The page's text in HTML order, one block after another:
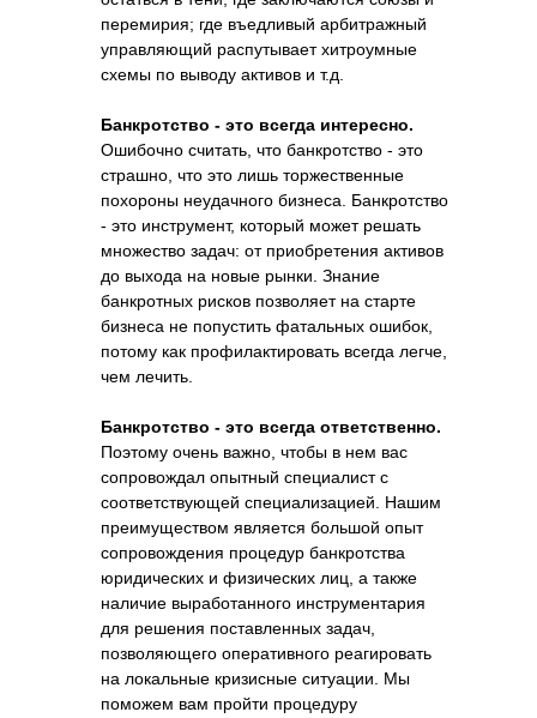
перемирия; где въедливый арбитражный
управляющий распутывает хитроумные
схемы по выводу активов и т.д.
Банкротство - это всегда интересно.
Ошибочно считать, что банкротство - это
страшно, что это лишь торжественные
похороны неудачного бизнеса. Банкротство
- это инструмент, который может решать
множество задач: от приобретения активов
до выхода на новые рынки. Знание
банкротных рисков позволяет на старте
бизнеса не попустить фатальных ошибок,
потому как профилактировать всегда легче,
чем лечить.
Банкротство - это всегда ответственно.
Поэтому очень важно, чтобы в нем вас
сопровождал опытный специалист с
соответствующей специализацией. Нашим
преимуществом является большой опыт
сопровождения процедур банкротства
юридических и физических лиц, а также
наличие выработанного инструментария
для решения поставленных задач,
позволяющего оперативного реагировать
на локальные кризисные ситуации. Мы
поможем вам пройти процедуру